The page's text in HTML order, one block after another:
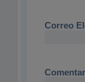
Correo